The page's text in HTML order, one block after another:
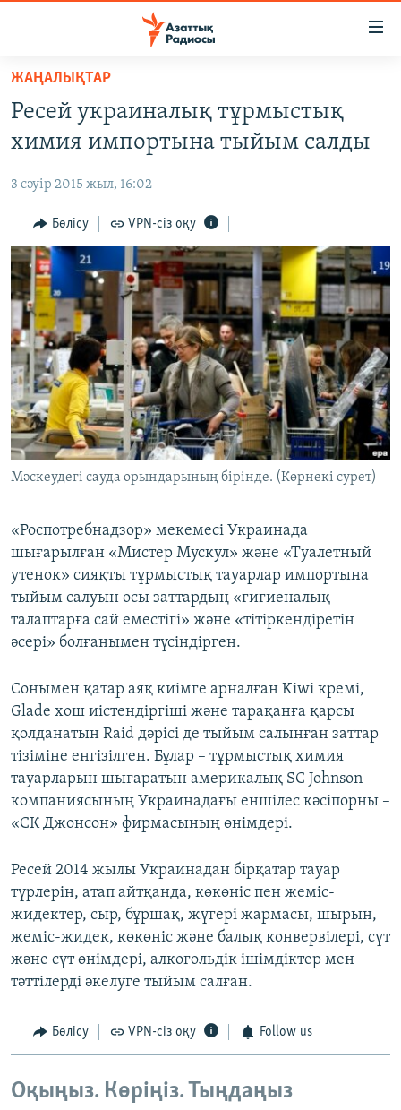
Skip
main
content
to
Navigation
Skip
to
Search
ҚАҢТАР ОҚИҒАСЫ
АДАМ ҚҰҚЫҚТАРЫ
ӘЛЕУМЕТ
ӘЛЕМ
АРНАЙЫ ЖОБАЛАР
Русский
ЖАЗЫЛЫҢЫЗ
ЖАҢАЛЫҚТАР
Ресей украиналық тұрмыстық
химия импортына тыйым салды
3 сәуір 2015 жыл, 16:02
Бөлісу VPN-сіз оқу
Мәскеудегі сауда орындарының бірінде. (Көрнекі сурет)
«Роспотребнадзор» мекемесі Украинада
шығарылған «Мистер Мускул» және «Туалетный
утенок» сияқты тұрмыстық тауарлар импортына
тыйым салуын осы заттардың «гигиеналық
талаптарға сай еместігі» және «тітіркендіретін
әсері» болғанымен түсіндірген.
Сонымен қатар аяқ киімге арналған Kiwi кремі,
Glade хош иістендіргіші және тарақанға қарсы
қолданатын Raid дәрісі де тыйым салынған заттар
тізіміне енгізілген. Бұлар – тұрмыстық химия
тауарларын шығаратын америкалық SC Johnson
компаниясының Украинадағы еншілес кәсіпорны –
«СК Джонсон» фирмасының өнімдері.
Ресей 2014 жылы Украинадан бірқатар тауар
түрлерін, атап айтқанда, көкөніс пен жеміс-
жидектер, сыр, бұршақ, жүгері жармасы, шырын,
жеміс-жидек, көкөніс және балық конвервілері, сүт
және сүт өнімдері, алкогольдік ішімдіктер мен
тәттілерді әкелуге тыйым салған.
Бөлісу VPN-сіз оқу Follow us
Оқыңыз. Көріңіз. Тыңдаңыз